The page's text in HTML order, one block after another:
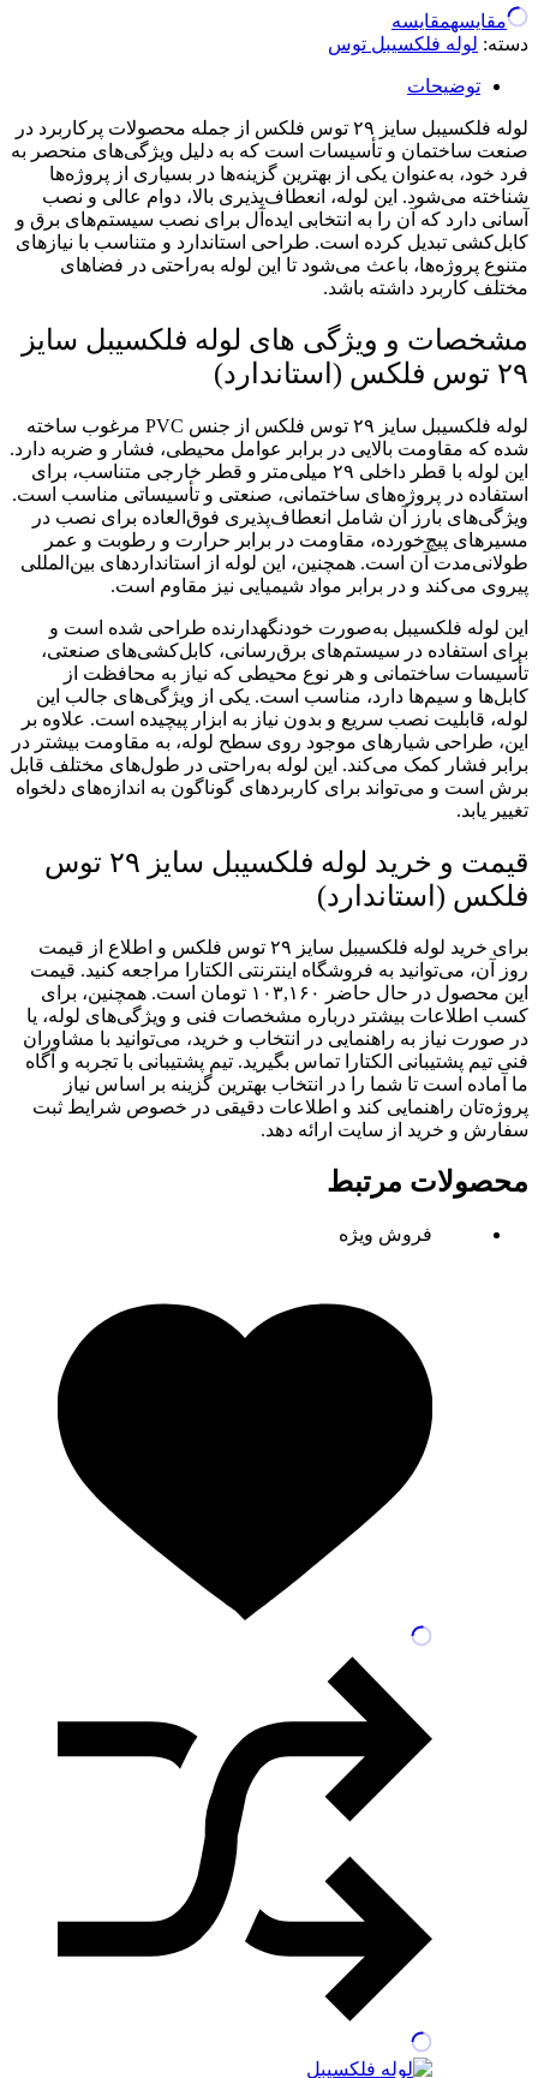
مقایسهمقایسه
دسته: لوله فلکسیبل توس
توضیحات
لوله فلکسیبل سایز ۲۹ توس فلکس از جمله محصولات پرکاربرد در
صنعت ساختمان و تأسیسات است که به دلیل ویژگی‌های منحصر به
فرد خود، به‌عنوان یکی از بهترین گزینه‌ها در بسیاری از پروژه‌ها
شناخته می‌شود. این لوله، انعطاف‌پذیری بالا، دوام عالی و نصب
آسانی دارد که آن را به انتخابی ایده‌آل برای نصب سیستم‌های برق و
کابل‌کشی تبدیل کرده است. طراحی استاندارد و متناسب با نیازهای
متنوع پروژه‌ها، باعث می‌شود تا این لوله به‌راحتی در فضاهای
مختلف کاربرد داشته باشد.
مشخصات و ویژگی های لوله فلکسیبل سایز
۲۹ توس فلکس (استاندارد)
لوله فلکسیبل سایز ۲۹ توس فلکس از جنس PVC مرغوب ساخته
شده که مقاومت بالایی در برابر عوامل محیطی، فشار و ضربه دارد.
این لوله با قطر داخلی ۲۹ میلی‌متر و قطر خارجی متناسب، برای
استفاده در پروژه‌های ساختمانی، صنعتی و تأسیساتی مناسب است.
ویژگی‌های بارز آن شامل انعطاف‌پذیری فوق‌العاده برای نصب در
مسیرهای پیچ‌خورده، مقاومت در برابر حرارت و رطوبت و عمر
طولانی‌مدت آن است. همچنین، این لوله از استانداردهای بین‌المللی
پیروی می‌کند و در برابر مواد شیمیایی نیز مقاوم است.
این لوله فلکسیبل به‌صورت خودنگهدارنده طراحی شده است و
برای استفاده در سیستم‌های برق‌رسانی، کابل‌کشی‌های صنعتی،
تأسیسات ساختمانی و هر نوع محیطی که نیاز به محافظت از
کابل‌ها و سیم‌ها دارد، مناسب است. یکی از ویژگی‌های جالب این
لوله، قابلیت نصب سریع و بدون نیاز به ابزار پیچیده است. علاوه بر
این، طراحی شیارهای موجود روی سطح لوله، به مقاومت بیشتر در
برابر فشار کمک می‌کند. این لوله به‌راحتی در طول‌های مختلف قابل
برش است و می‌تواند برای کاربردهای گوناگون به اندازه‌های دلخواه
تغییر یابد.
قیمت و خرید لوله فلکسیبل سایز ۲۹ توس
فلکس (استاندارد)
برای خرید لوله فلکسیبل سایز ۲۹ توس فلکس و اطلاع از قیمت
روز آن، می‌توانید به فروشگاه اینترنتی الکتارا مراجعه کنید. قیمت
این محصول در حال حاضر ۱۰۳,۱۶۰ تومان است. همچنین، برای
کسب اطلاعات بیشتر درباره مشخصات فنی و ویژگی‌های لوله، یا
در صورت نیاز به راهنمایی در انتخاب و خرید، می‌توانید با مشاوران
فنی تیم پشتیبانی الکتارا تماس بگیرید. تیم پشتیبانی با تجربه و آگاه
ما آماده است تا شما را در انتخاب بهترین گزینه بر اساس نیاز
پروژه‌تان راهنمایی کند و اطلاعات دقیقی در خصوص شرایط ثبت
سفارش و خرید از سایت ارائه دهد.
محصولات مرتبط
فروش ویژه